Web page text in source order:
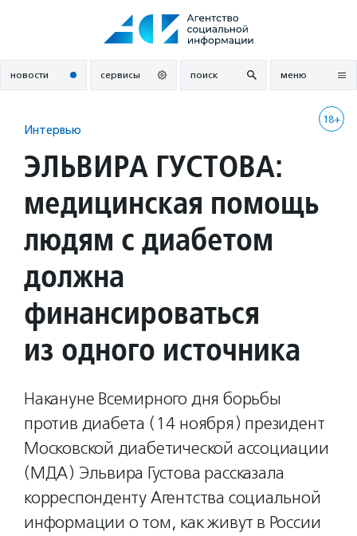
новости сервисы поиск меню
18+
Интервью
ЭЛЬВИРА ГУСТОВА:
медицинская помощь
людям с диабетом
должна
финансироваться
из одного источника
Накануне Всемирного дня борьбы
против диабета (14 ноября) президент
Московской диабетической ассоциации
(МДА) Эльвира Густова рассказала
корреспонденту Агентства социальной
информации о том, как живут в России